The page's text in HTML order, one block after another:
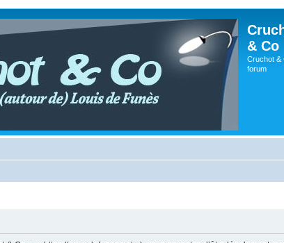
& Co
Cruchot &
forum